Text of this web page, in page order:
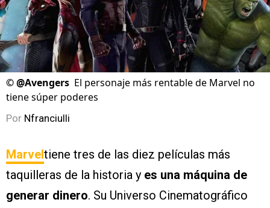
©@Avengers El personaje más rentable de Marvel no
tiene súper poderes
Por Nfranciulli
Marvel tiene tres de las diez películas más
taquilleras de la historia y es una máquina de
generar dinero. Su Universo Cinematográfico